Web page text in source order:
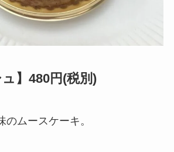
ュ】480円(税別)
ムースケーキ。